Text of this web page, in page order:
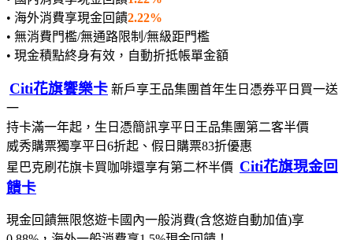
• 海外消費享現金回饋2.22%
• 無消費門檻/無通路限制/無級距門檻
• 現金積點終身有效，自動折抵帳單金額
Citi花旗饗樂卡 新戶享王品集團首年生日憑券平日買一送
一
持卡滿一年起，生日憑簡訊享平日王品集團第二客半價
威秀購票獨享平日6折起、假日購票83折優惠
星巴克刷花旗卡買咖啡還享有第二杯半價 Citi花旗現金回
饋卡
現金回饋無限悠遊卡國內一般消費(含悠遊自動加值)享